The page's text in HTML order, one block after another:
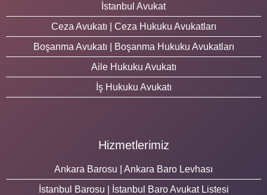
İstanbul Avukat
Ceza Avukatı | Ceza Hukuku Avukatları
Boşanma Avukatı | Boşanma Hukuku Avukatları
Aile Hukuku Avukatı
İş Hukuku Avukatı
Hizmetlerimiz
Ankara Barosu | Ankara Baro Levhası
İstanbul Barosu | İstanbul Baro Avukat Listesi